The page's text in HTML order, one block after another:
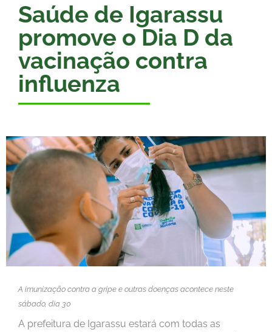
Saúde de Igarassu
promove o Dia D da
vacinação contra
influenza
A imunização contra a gripe e outras doenças acontece neste
sábado, dia 30
A prefeitura de Igarassu estará com todas as